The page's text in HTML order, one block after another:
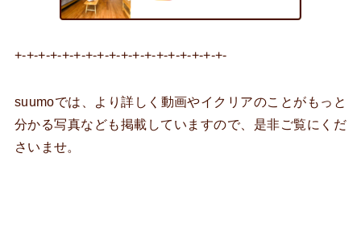
+-+-+-+-+-+-+-+-+-+-+-+-+-+-+-+-+-+-
suumoでは、より詳しく動画やイクリアのことがもっと
分かる写真なども掲載していますので、是非ご覧にくだ
さいませ。